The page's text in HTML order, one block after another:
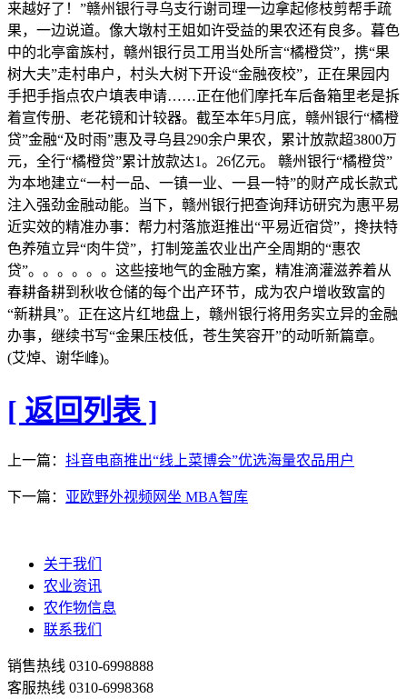
来越好了！”赣州银行寻乌支行谢司理一边拿起修枝剪帮手疏
果，一边说道。像大墩村王姐如许受益的果农还有良多。暮色
中的北亭畲族村，赣州银行员工用当处所言“橘橙贷”，携“果
树大夫”走村串户，村头大树下开设“金融夜校”，正在果园内
手把手指点农户填表申请……正在他们摩托车后备箱里老是拆
着宣传册、老花镜和计较器。截至本年5月底，赣州银行“橘橙
贷”金融“及时雨”惠及寻乌县290余户果农，累计放款超3800万
元，全行“橘橙贷”累计放款达1。26亿元。 赣州银行“橘橙贷”
为本地建立“一村一品、一镇一业、一县一特”的财产成长款式
注入强劲金融动能。当下，赣州银行把查询拜访研究为惠平易
近实效的精准办事：帮力村落旅逛推出“平易近宿贷”，搀扶特
色养殖立异“肉牛贷”，打制笼盖农业出产全周期的“惠农
贷”。。。。。。这些接地气的金融方案，精准滴灌滋养着从
春耕备耕到秋收仓储的每个出产环节，成为农户增收致富的
“新耕具”。正在这片红地盘上，赣州银行将用务实立异的金融
办事，继续书写“金果压枝低，苍生笑容开”的动听新篇章。
(艾焯、谢华峰)。
[ 返回列表 ]
上一篇： 抖音电商推出“线上菜博会”优选海量农品用户
下一篇： 亚欧野外视频网坐 MBA智库
关于我们
农业资讯
农作物信息
联系我们
销售热线 0310-6998888
客服热线 0310-6998368